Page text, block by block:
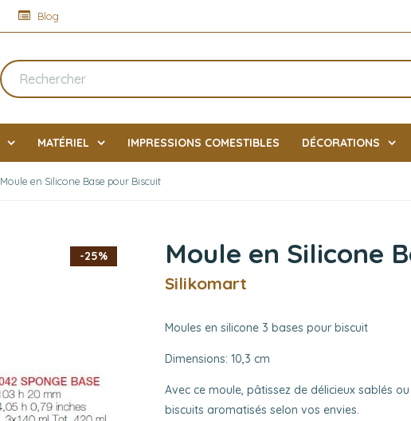
Blog
MATÉRIEL IMPRESSIONS COMESTIBLES DÉCORATIONS
Moule en Silicone Base pour Biscuit
Moule en Silicone
Silikomart
-25%
Moules en silicone 3 bases pour biscuit
Dimensions: 10,3 cm
Avec ce moule, pâtissez de délicieux sablés
biscuits aromatisés selon vos envies.